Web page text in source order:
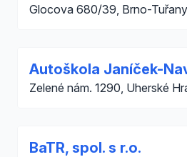
Glocova 680/39, Brno-
Autoškola Janíček-
Zelené nám. 1290, Uherské
BaTR, spol. s r.o.